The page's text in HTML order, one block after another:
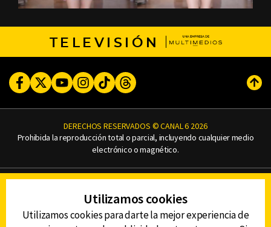
TELEVISIÓN
FacebookTwitterYoutubeInstagram
TikTokThreads
DERECHOS RESERVADOS © CANAL 6 2026
Prohibida la reproducción total o parcial, incluyendo cualquier medio
electrónico o magnético.
AVISO DE PRIVACIDAD
DEFENSORÍA DE LAS AUDIENCIAS
Utilizamos cookies
Utilizamos cookies para darte la mejor experiencia de